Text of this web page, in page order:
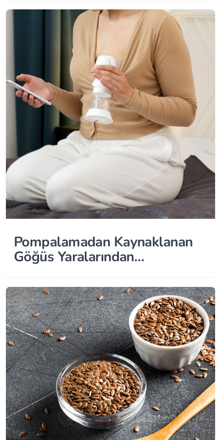
Pompalamadan Kaynaklanan
Göğüs Yaralarından